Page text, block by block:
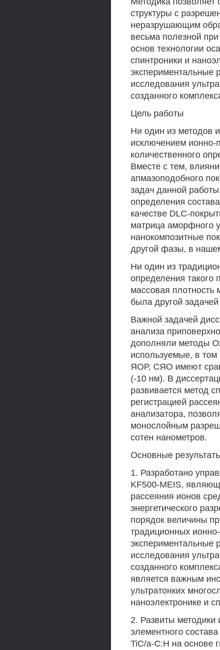
структуры с
неразрушающим
весьма полезной
основ технологии
спинтроники и
экспериментальные
исследования
созданного
Цель работы
Ни один из методов
исключением ионно-
количественного
Вместе с тем,
апмазоподобного
задач данной
определения
качестве DLC-
матрица аморфного
нанокомпозитные
другой фазы, в
Ни один из
определения такого
массовая
была другой
Важной задачей
анализа
дополняли методы
используемые, в том
ЯОР, СЯО имеют
(-10 нм). В
развивается метод
регистрацией
анализатора,
монослойным
сотен нанометров.
Основные
1. Разработано
KF500-MEIS,
рассеяния ионов
энергетического
порядок величины
традиционных
экспериментальные
исследования
созданного
является важным
ультратонких
наноэлектронике и
2. Развиты методики
элементного
TiC/a-C:H на основе